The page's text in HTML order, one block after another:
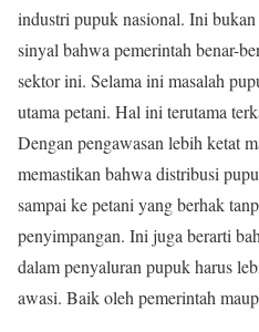
industri pupuk nasional. Ini bukan
sinyal bahwa pemerintah benar-
sektor ini. Selama ini masalah
utama petani. Hal ini terutama
Dengan pengawasan lebih ketat
memastikan bahwa distribusi
sampai ke petani yang berhak
penyimpangan. Ini juga berarti
dalam penyaluran pupuk harus
awasi. Baik oleh pemerintah